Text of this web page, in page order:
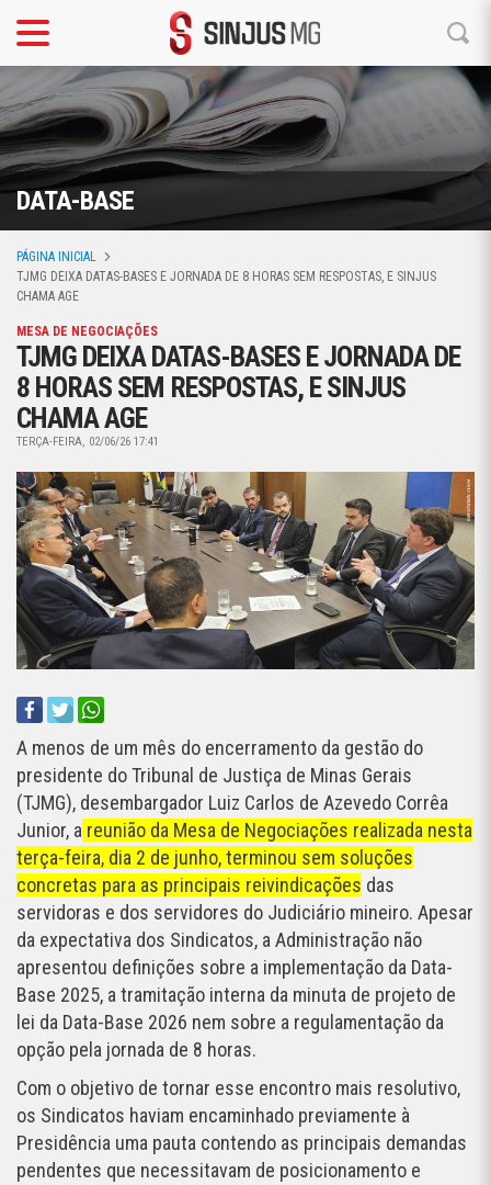
DATA-BASE
PÁGINA INICIAL
TJMG DEIXA DATAS-BASES E JORNADA DE 8 HORAS SEM RESPOSTAS, E SINJUS
CHAMA AGE
MESA DE NEGOCIAÇÕES
TJMG DEIXA DATAS-BASES E JORNADA DE
8 HORAS SEM RESPOSTAS, E SINJUS
CHAMA AGE
TERÇA-FEIRA, 02/06/26 17:41
A menos de um mês do encerramento da gestão do
presidente do Tribunal de Justiça de Minas Gerais
(TJMG), desembargador Luiz Carlos de Azevedo Corrêa
Junior, a reunião da Mesa de Negociações realizada nesta
terça-feira, dia 2 de junho, terminou sem soluções
concretas para as principais reivindicações das
servidoras e dos servidores do Judiciário mineiro. Apesar
da expectativa dos Sindicatos, a Administração não
apresentou definições sobre a implementação da Data-
Base 2025, a tramitação interna da minuta de projeto de
lei da Data-Base 2026 nem sobre a regulamentação da
opção pela jornada de 8 horas.
Com o objetivo de tornar esse encontro mais resolutivo,
os Sindicatos haviam encaminhado previamente à
Presidência uma pauta contendo as principais demandas
pendentes que necessitavam de posicionamento e